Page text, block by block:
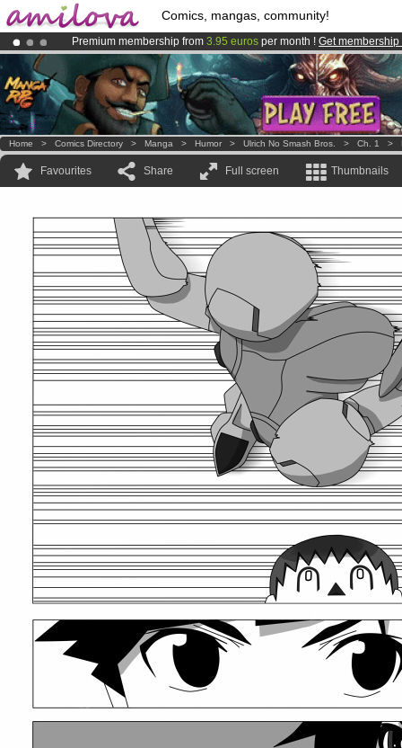
Comics, mangas, community!
Premium membership from 3.95 euros per month ! Get membership
AmilovaKickstarter is now LIVE!.
Already 134393 membersand 1208 comics & mangas!.
Home > Comics Directory > Manga > Humor > Ulrich No Smash Bros. > Ch. 1 >
Favourites Share Full screen Thumbnails